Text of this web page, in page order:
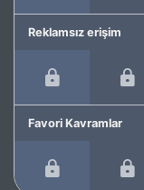
Reklamsız erişim
Favori Kavramlar